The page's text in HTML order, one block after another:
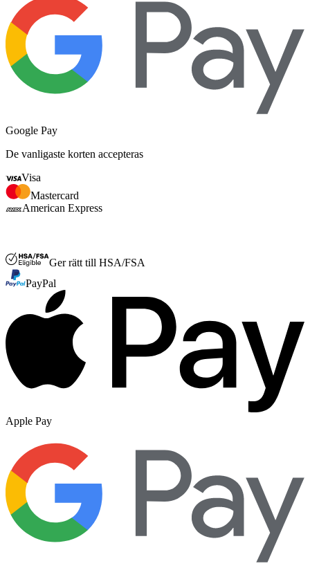
Google Pay
De vanligaste korten accepteras
Visa
Mastercard
American Express
Ger rätt till HSA/FSA
PayPal
Apple Pay